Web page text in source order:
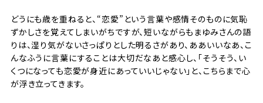
どうにも歳を重ねると、“恋愛”という言葉や感情そのものに気恥
ずかしさを覚えてしまいがちですが、短いながらもまゆみさんの語
りは、湿り気がないさっぱりとした明るさがあり、ああいいなあ、こ
んなふうに言葉にすることは大切だなあと感心し、「そうそう、い
くつになっても恋愛が身近にあっていいじゃない」と、こちらまで心
が浮き立ってきます。